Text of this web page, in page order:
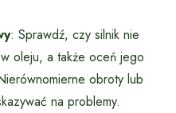
: Sprawdź, czy silnik nie
oleju, a także oceń jego
obroty lub
na problemy.